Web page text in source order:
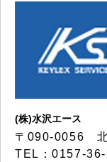
(株)水沢エース
〒090-0056 北
TEL：0157-